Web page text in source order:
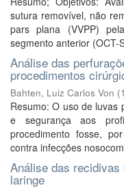
sutura removível, não
pars plana (VVPP)
segmento anterior (OCT-
Análise das
procedimentos
Bahten, Luiz Carlos Von (
Resumo: O uso de luvas
e segurança aos
procedimento fosse,
contra infecções
Análise das
laringe